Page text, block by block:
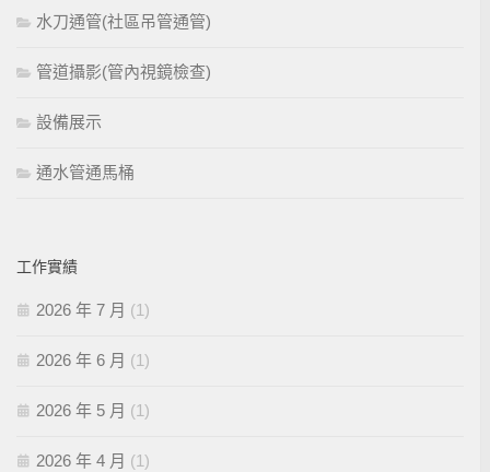
水刀通管(社區吊管通管)
管道攝影(管內視鏡檢查)
設備展示
通水管通馬桶
工作實績
2026 年 7 月 (1)
2026 年 6 月 (1)
2026 年 5 月 (1)
2026 年 4 月 (1)